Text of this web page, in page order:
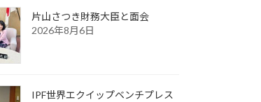
片山さつき財務大臣と面会
2026年8月6日
IPF世界エクイップベンチプレス